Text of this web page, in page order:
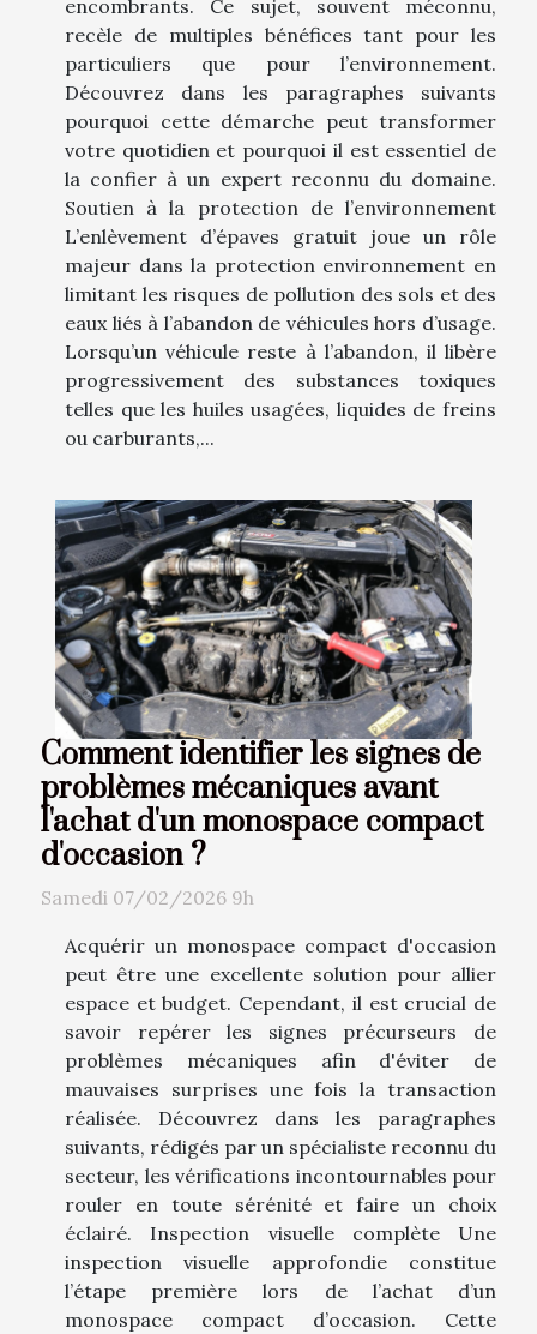
encombrants. Ce sujet, souvent méconnu,
recèle de multiples bénéfices tant pour les
particuliers que pour l’environnement.
Découvrez dans les paragraphes suivants
pourquoi cette démarche peut transformer
votre quotidien et pourquoi il est essentiel de
la confier à un expert reconnu du domaine.
Soutien à la protection de l’environnement
L’enlèvement d’épaves gratuit joue un rôle
majeur dans la protection environnement en
limitant les risques de pollution des sols et des
eaux liés à l’abandon de véhicules hors d’usage.
Lorsqu’un véhicule reste à l’abandon, il libère
progressivement des substances toxiques
telles que les huiles usagées, liquides de freins
ou carburants,...
Comment identifier les signes de
problèmes mécaniques avant
l'achat d'un monospace compact
d'occasion ?
Samedi 07/02/2026 9h
Acquérir un monospace compact d'occasion
peut être une excellente solution pour allier
espace et budget. Cependant, il est crucial de
savoir repérer les signes précurseurs de
problèmes mécaniques afin d'éviter de
mauvaises surprises une fois la transaction
réalisée. Découvrez dans les paragraphes
suivants, rédigés par un spécialiste reconnu du
secteur, les vérifications incontournables pour
rouler en toute sérénité et faire un choix
éclairé. Inspection visuelle complète Une
inspection visuelle approfondie constitue
l’étape première lors de l’achat d’un
monospace compact d’occasion. Cette